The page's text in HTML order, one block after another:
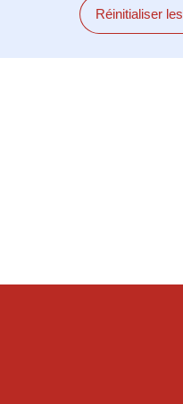
Réinitialiser